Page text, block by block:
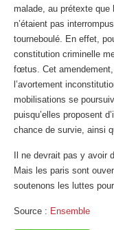
malade, au prétexte
n’étaient pas
tourneboulé. En effet,
constitution criminelle
fœtus. Cet amendement,
l’avortement
mobilisations se
puisqu’elles proposent
chance de survie, ainsi
Il ne devrait pas y avoir
Mais les paris sont
soutenons les luttes
Source : Ensemble